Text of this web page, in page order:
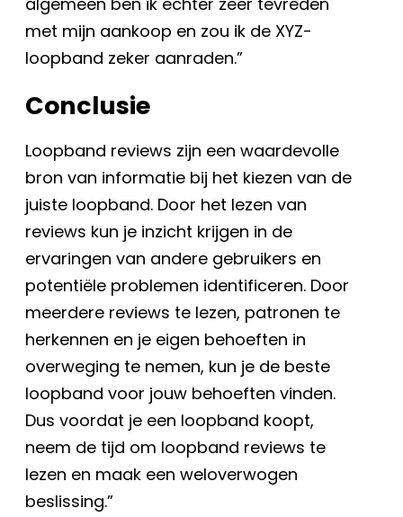
met mijn aankoop en zou ik de XYZ-
loopband zeker aanraden.”
Conclusie
Loopband reviews zijn een waardevolle
bron van informatie bij het kiezen van de
juiste loopband. Door het lezen van
reviews kun je inzicht krijgen in de
ervaringen van andere gebruikers en
potentiële problemen identificeren. Door
meerdere reviews te lezen, patronen te
herkennen en je eigen behoeften in
overweging te nemen, kun je de beste
loopband voor jouw behoeften vinden.
Dus voordat je een loopband koopt,
neem de tijd om loopband reviews te
lezen en maak een weloverwogen
beslissing.”